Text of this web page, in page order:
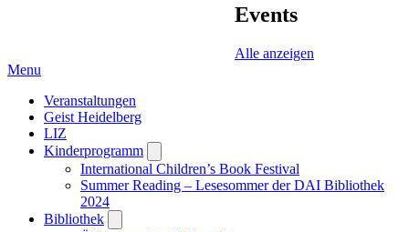
Events
Alle anzeigen
Menu
Veranstaltungen
Geist Heidelberg
LIZ
Kinderprogramm
submenu
International Children’s Book Festival
Summer Reading – Lesesommer der DAI Bibliothek
2024
Bibliothek